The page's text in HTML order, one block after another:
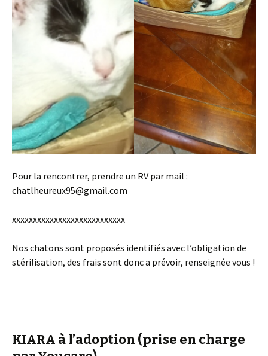
Pour la rencontrer, prendre un RV par mail :
chatlheureux95@gmail.com
xxxxxxxxxxxxxxxxxxxxxxxxxxx
Nos chatons sont proposés identifiés avec l’obligation de
stérilisation, des frais sont donc a prévoir, renseignée vous !
KIARA à l’adoption (prise en charge